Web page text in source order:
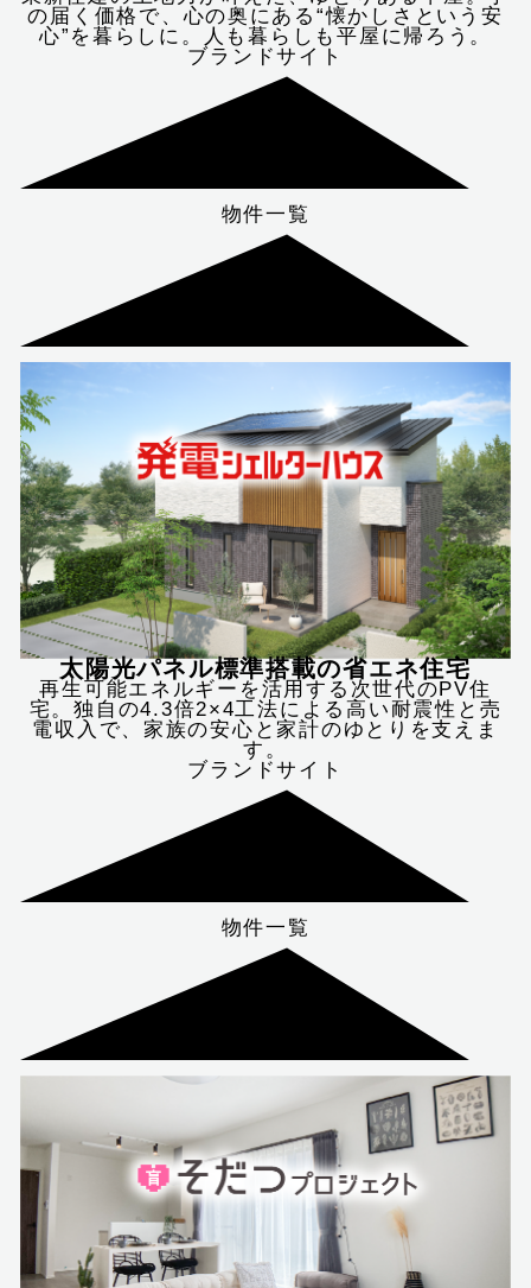
の届く価格で、心の奥にある“懐かしさという安
心”を暮らしに。人も暮らしも平屋に帰ろう。
ブランドサイト
物件一覧
太陽光パネル標準搭載の省エネ住宅
再生可能エネルギーを活用する次世代のPV住
宅。独自の4.3倍2×4工法による高い耐震性と売
電収入で、家族の安心と家計のゆとりを支えま
す。
ブランドサイト
物件一覧